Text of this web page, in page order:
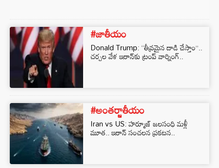
#జాతీయం
Donald Trump: “తీవ్రమైన దాడి చేస్తాం”..
చర్చల వేళ ఇరాన్‌కు ట్రంప్ వార్నింగ్..
#అంతర్జాతీయం
Iran vs US: హర్మూజ్ జలసంధి మళ్లీ
మూత.. ఇరాన్ సంచలన ప్రకటన..